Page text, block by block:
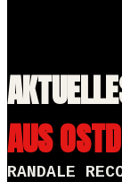
AUS
RANDALE